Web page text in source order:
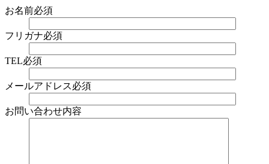
お名前必須
フリガナ必須
TEL必須
メールアドレス必須
お問い合わせ内容